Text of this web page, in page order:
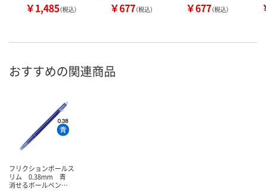
￥1,485（税込） ￥677（税込） ￥677（税込）
おすすめの関連商品
フリクションボールス
リム 0.38mm 青
消せるボールペン…